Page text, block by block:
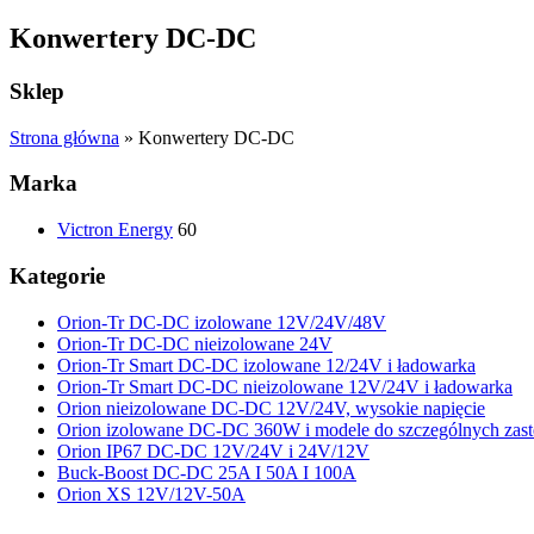
Konwertery DC-DC
Sklep
Strona główna » Konwertery DC-DC
Marka
Victron Energy 60
Kategorie
Orion-Tr DC-DC izolowane 12V/24V/48V
Orion-Tr DC-DC nieizolowane 24V
Orion-Tr Smart DC-DC izolowane 12/24V i ładowarka
Orion-Tr Smart DC-DC nieizolowane 12V/24V i ładowarka
Orion nieizolowane DC-DC 12V/24V, wysokie napięcie
Orion izolowane DC-DC 360W i modele do szczególnych
Orion IP67 DC-DC 12V/24V i 24V/12V
Buck-Boost DC-DC 25A I 50A I 100A
Orion XS 12V/12V-50A